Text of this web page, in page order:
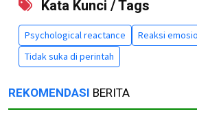
Kata Kunci / Tags
Psychological reactance
Reaksi
Tidak suka di perintah
REKOMENDASI BERITA